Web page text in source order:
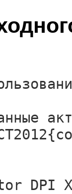
DPI